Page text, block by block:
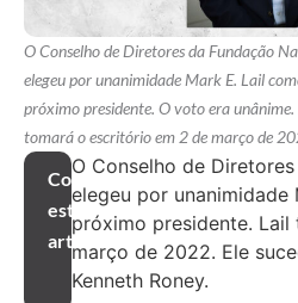
O Conselho de Diretores da Fundação
elegeu por unanimidade Mark E. Lail
próximo presidente. O voto era unânime.
tomará o escritório em 2 de março de
Compartilhar
este
artigo
O Conselho de
elegeu por unanimidade
próximo presidente.
março de 2022. Ele
Kenneth Roney.